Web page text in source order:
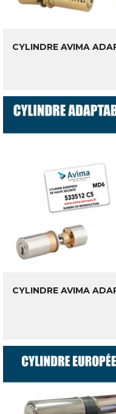
CYLINDRE AVIMA
CYLINDRE AVIMA